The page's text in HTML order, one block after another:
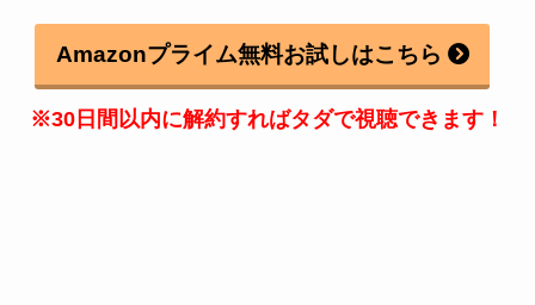
Amazonプライム無料お試しはこちら
※30日間以内に解約すればタダで視聴できます！